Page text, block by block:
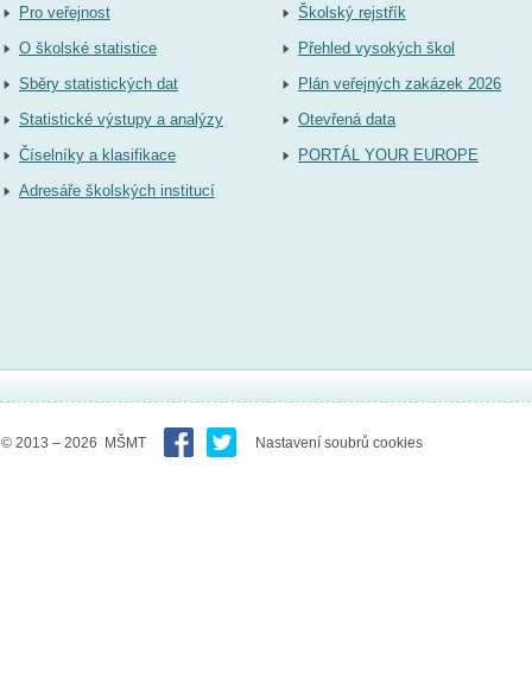
Pro veřejnost
O školské statistice
Sběry statistických dat
Statistické výstupy a analýzy
Číselníky a klasifikace
Adresáře školských institucí
Školský rejstřík
Přehled vysokých škol
Plán veřejných zakázek 2026
Otevřená data
PORTÁL YOUR EUROPE
© 2013 – 2026 MŠMT Nastavení soubrů cookies